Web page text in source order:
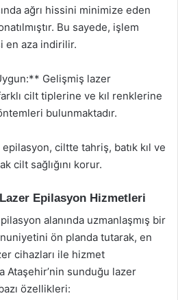
ağrı hissini minimize eden
Bu sayede, işlem
en aza indirilir.
Gelişmiş lazer
cilt tiplerine ve kıl renklerine
bulunmaktadır.
ciltte tahriş, batık kıl ve
cilt sağlığını korur.
Epilasyon Hizmetleri
alanında uzmanlaşmış bir
ön planda tutarak, en
cihazları ile hizmet
Ataşehir’nin sunduğu lazer
özellikleri: